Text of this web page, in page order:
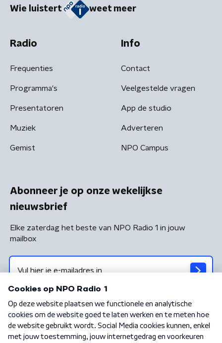
Wie luistert weet meer
Radio
Frequenties
Programma's
Presentatoren
Muziek
Gemist
Info
Contact
Veelgestelde vragen
App de studio
Adverteren
NPO Campus
Abonneer je op onze wekelijkse
nieuwsbrief
Elke zaterdag het beste van NPO Radio 1 in jouw
mailbox
Algemene voorwaarden